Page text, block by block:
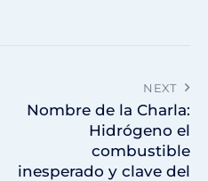
NEXT
Nombre de la Charla:
Hidrógeno el
combustible
inesperado y clave del